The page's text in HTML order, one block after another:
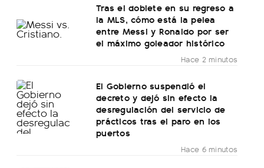
Tras el doblete en su regreso a
la MLS, cómo está la pelea
entre Messi y Ronaldo por ser
el máximo goleador histórico
Hace 2 minutos
El Gobierno suspendió el
decreto y dejó sin efecto la
desregulación del servicio de
prácticos tras el paro en los
puertos
Hace 6 minutos